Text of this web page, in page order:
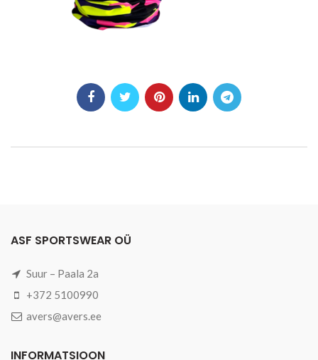
ASF SPORTSWEAR OÜ
Suur – Paala 2a
+372 5100990
avers@avers.ee
INFORMATSIOON